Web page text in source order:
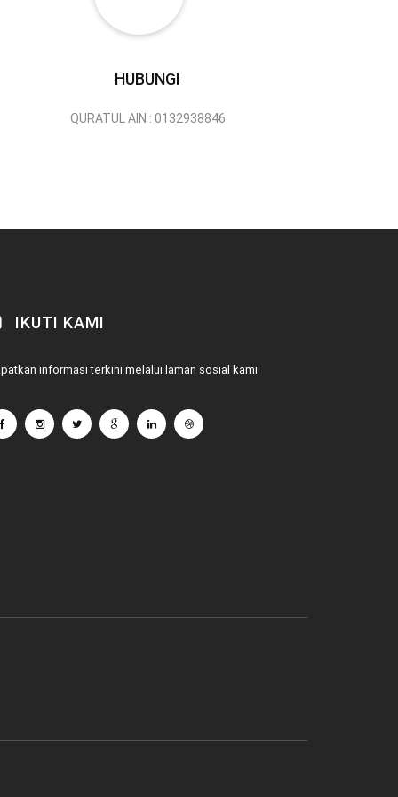
HUBUNGI
QURATUL AIN : 0132938846
IKUTI KAMI
informasi terkini melalui laman sosial kami